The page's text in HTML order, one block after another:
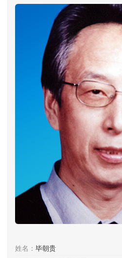
姓名： 毕朝贵